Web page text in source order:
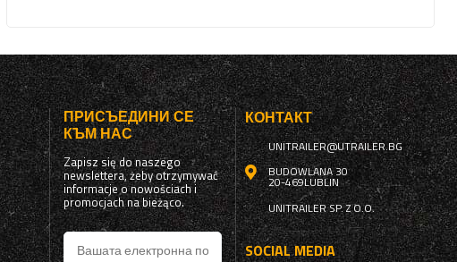
ПРИСЪЕДИНИ СЕ
КЪМ НАС
Zapisz się do naszego
newslettera, żeby otrzymywać
informacje o nowościach i
promocjach na bieżąco.
КОНТАКТ
UNITRAILER@UTRAILER.BG
BUDOWLANA 30
20-469LUBLIN
UNITRAILER SP. Z O.O.
SOCIAL MEDIA